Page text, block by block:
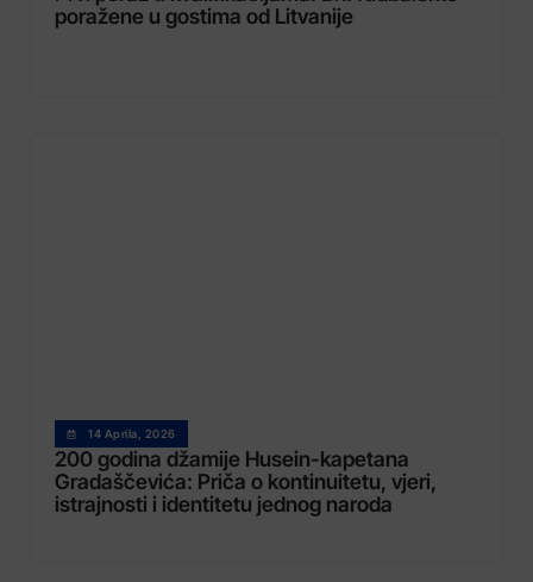
poražene u gostima od Litvanije
14 Aprila, 2026
200 godina džamije Husein-kapetana
Gradaščevića: Priča o kontinuitetu, vjeri,
istrajnosti i identitetu jednog naroda